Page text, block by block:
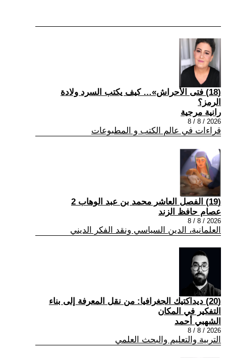
(18) فتى الأحراش»… كيف يكتب السرد ولادة
الرمز؟
رانية مرجية
2026 / 8 / 8
قراءات في عالم الكتب و المطبوعات
(19) الفصل العاشر محمد بن عبد الوهاب 2
عصام حافظ الزند
2026 / 8 / 8
العلمانية، الدين السياسي ونقد الفكر الديني
(20) ديداكتيك الجغرافيا: من نقل المعرفة إلى بناء
التفكير في المكان
الشهبي أحمد
2026 / 8 / 8
التربية والتعليم والبحث العلمي